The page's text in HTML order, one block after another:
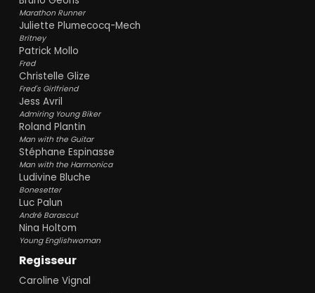
Marathon Runner
Juliette Plumecocq-Mech
Britney
Patrick Mollo
Fred
Christelle Glize
Fred's Girlfriend
Jess Avril
Admiring Young Biker
Roland Plantin
Man with the Guitar
Stéphane Espinasse
Man with the Harmonica
Ludivine Bluche
Bonesetter
Luc Palun
André Barascut
Nina Holtom
Young Englishwoman
Regisseur
Caroline Vignal